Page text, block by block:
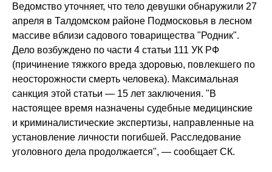
Ведомство уточняет, что тело девушки обнаружили 27
апреля в Талдомском районе Подмосковья в лесном
массиве вблизи садового товарищества "Родник".
Дело возбуждено по части 4 статьи 111 УК РФ
(причинение тяжкого вреда здоровью, повлекшего по
неосторожности смерть человека). Максимальная
санкция этой статьи — 15 лет заключения. "В
настоящее время назначены судебные медицинские
и криминалистические экспертизы, направленные на
установление личности погибшей. Расследование
уголовного дела продолжается", — сообщает СК.